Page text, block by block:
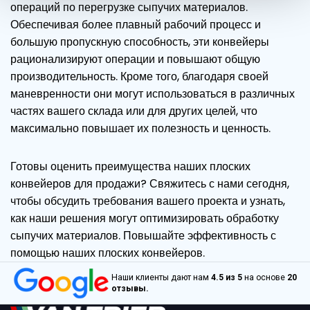
операций по перегрузке сыпучих материалов.
Обеспечивая более плавный рабочий процесс и
большую пропускную способность, эти конвейеры
рационализируют операции и повышают общую
производительность. Кроме того, благодаря своей
маневренности они могут использоваться в различных
частях вашего склада или для других целей, что
максимально повышает их полезность и ценность.
Готовы оценить преимущества наших плоских
конвейеров для продажи? Свяжитесь с нами сегодня,
чтобы обсудить требования вашего проекта и узнать,
как наши решения могут оптимизировать обработку
сыпучих материалов. Повышайте эффективность с
помощью наших плоских конвейеров.
Наши клиенты дают нам 4.5 из 5 на основе 20
отзывы.